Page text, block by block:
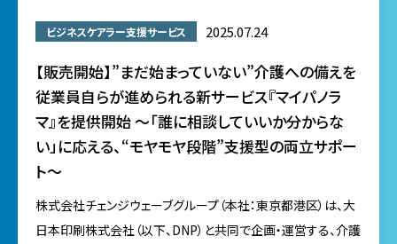
ビジネスケアラー支援サービス 2025.07.24
【販売開始】”まだ始まっていない”介護への備えを
従業員自らが進められる新サービス『マイパノラ
マ』を提供開始 〜「誰に相談していいか分からな
い」に応える、“モヤモヤ段階”支援型の両立サポー
ト〜
株式会社チェンジウェーブグループ（本社：東京都港区）は、大
日本印刷株式会社（以下、DNP）と共同で企画・運営する、介護